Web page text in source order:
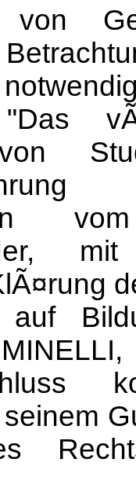
von